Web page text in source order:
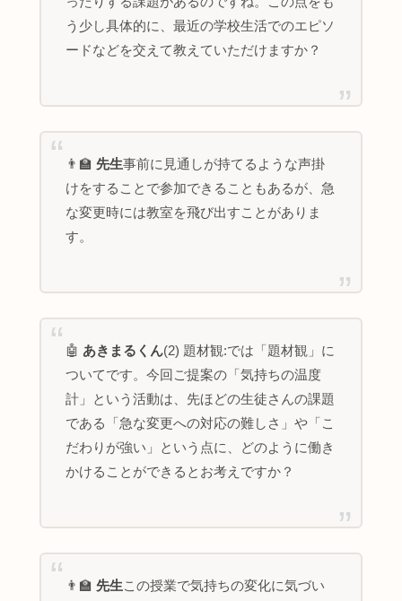
う少し具体的に、最近の学校生活でのエピソ
ードなどを交えて教えていただけますか？
👨‍🏫 先生事前に見通しが持てるような声掛
けをすることで参加できることもあるが、急
な変更時には教室を飛び出すことがありま
す。
🤖 あきまるくん(2) 題材観:では「題材観」に
ついてです。今回ご提案の「気持ちの温度
計」という活動は、先ほどの生徒さんの課題
である「急な変更への対応の難しさ」や「こ
だわりが強い」という点に、どのように働き
かけることができるとお考えですか？
👨‍🏫 先生この授業で気持ちの変化に気づい